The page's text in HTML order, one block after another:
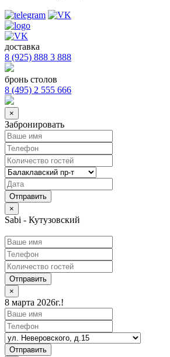
доставка
8 (925) 888 3 888
бронь столов
8 (495) 2 555 666
×
Забронировать
×
Sabi - Кутузовский
Отправить
×
8 марта 2026г.!
Отправить